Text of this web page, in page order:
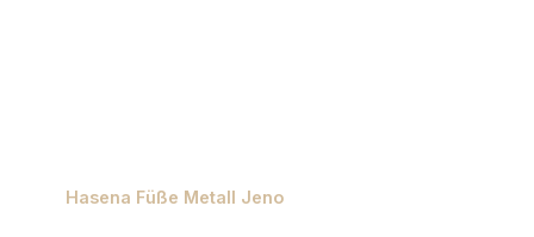
Hasena Füße Metall Jeno